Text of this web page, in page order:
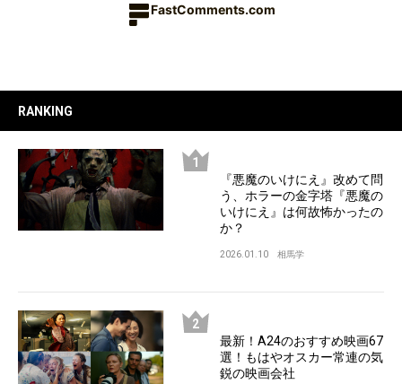
FastComments.com
RANKING
『悪魔のいけにえ』改めて問
う、ホラーの金字塔『悪魔の
いけにえ』は何故怖かったの
か？
2026.01.10 相馬学
最新！A24のおすすめ映画67
選！もはやオスカー常連の気
鋭の映画会社